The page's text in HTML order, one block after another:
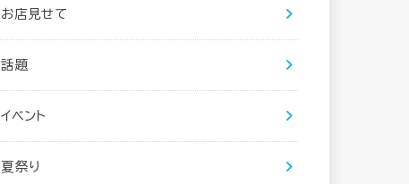
お店見せて
話題
イベント
夏祭り